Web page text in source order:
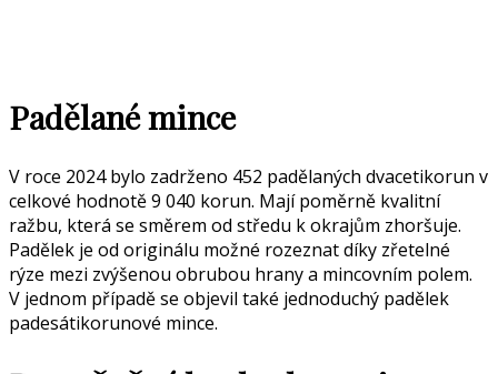
Padělané mince
V roce 2024 bylo zadrženo 452 padělaných dvacetikorun v
celkové hodnotě 9 040 korun. Mají poměrně kvalitní
ražbu, která se směrem od středu k okrajům zhoršuje.
Padělek je od originálu možné rozeznat díky zřetelné
rýze mezi zvýšenou obrubou hrany a mincovním polem.
V jednom případě se objevil také jednoduchý padělek
padesátikorunové mince.